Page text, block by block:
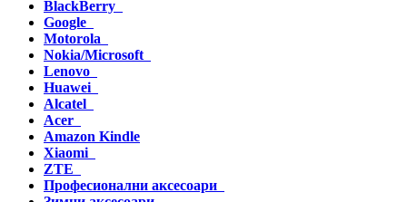
BlackBerry
Google
Motorola
Nokia/Microsoft
Lenovo
Huawei
Alcatel
Acer
Amazon Kindle
Xiaomi
ZTE
Професионални аксесоари